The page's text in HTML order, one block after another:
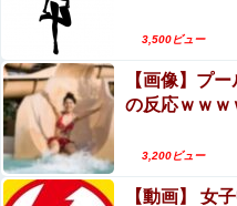
3,500ビュー
【画像】プ
の反応ｗｗｗ
3,200ビュー
【動画】 女